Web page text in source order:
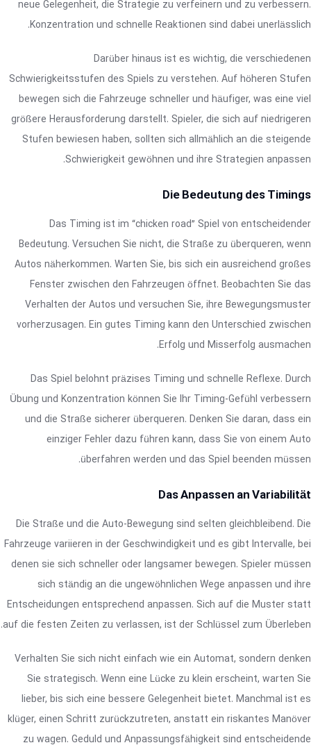
neue Gelegenheit, die Strategie zu verfeinern und zu verbessern.
Konzentration und schnelle Reaktionen sind dabei unerlässlich.
Darüber hinaus ist es wichtig, die verschiedenen
Schwierigkeitsstufen des Spiels zu verstehen. Auf höheren Stufen
bewegen sich die Fahrzeuge schneller und häufiger, was eine viel
größere Herausforderung darstellt. Spieler, die sich auf niedrigeren
Stufen bewiesen haben, sollten sich allmählich an die steigende
Schwierigkeit gewöhnen und ihre Strategien anpassen.
Die Bedeutung des Timings
Das Timing ist im “chicken road” Spiel von entscheidender
Bedeutung. Versuchen Sie nicht, die Straße zu überqueren, wenn
Autos näherkommen. Warten Sie, bis sich ein ausreichend großes
Fenster zwischen den Fahrzeugen öffnet. Beobachten Sie das
Verhalten der Autos und versuchen Sie, ihre Bewegungsmuster
vorherzusagen. Ein gutes Timing kann den Unterschied zwischen
Erfolg und Misserfolg ausmachen.
Das Spiel belohnt präzises Timing und schnelle Reflexe. Durch
Übung und Konzentration können Sie Ihr Timing-Gefühl verbessern
und die Straße sicherer überqueren. Denken Sie daran, dass ein
einziger Fehler dazu führen kann, dass Sie von einem Auto
überfahren werden und das Spiel beenden müssen.
Das Anpassen an Variabilität
Die Straße und die Auto-Bewegung sind selten gleichbleibend. Die
Fahrzeuge variieren in der Geschwindigkeit und es gibt Intervalle, bei
denen sie sich schneller oder langsamer bewegen. Spieler müssen
sich ständig an die ungewöhnlichen Wege anpassen und ihre
Entscheidungen entsprechend anpassen. Sich auf die Muster statt
auf die festen Zeiten zu verlassen, ist der Schlüssel zum Überleben.
Verhalten Sie sich nicht einfach wie ein Automat, sondern denken
Sie strategisch. Wenn eine Lücke zu klein erscheint, warten Sie
lieber, bis sich eine bessere Gelegenheit bietet. Manchmal ist es
klüger, einen Schritt zurückzutreten, anstatt ein riskantes Manöver
zu wagen. Geduld und Anpassungsfähigkeit sind entscheidende